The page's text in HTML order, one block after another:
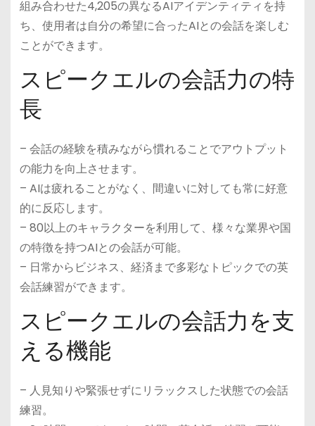
組み合わせた4,205の異なるAIアイデンティティを持
ち、使用者は自分の希望に合ったAIとの会話を楽しむ
ことができます。
スピークエルの会話力の特
長
– 会話の経験を積みながら慣れることでアウトプット
の能力を向上させます。
– AIは疲れることがなく、間違いに対しても常に好意
的に反応します。
– 80以上のキャラクターを利用して、様々な業界や国
の特徴を持つAIとの会話が可能。
– 日常からビジネス、経済まで多彩なトピックでの英
会話練習ができます。
スピークエルの会話力を支
える機能
– 人見知りや緊張せずにリラックスした状態での会話
練習。